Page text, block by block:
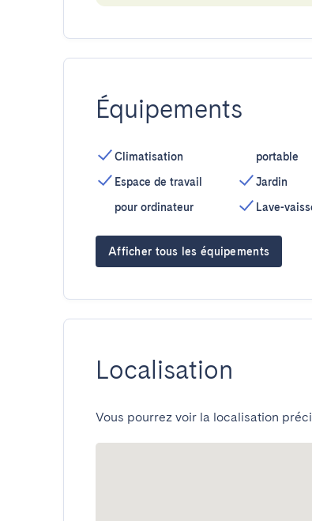
Équipements
Climatisation
Espace de travail
pour ordinateur
portable
Jardin
Lave-
Afficher tous les équipements
Localisation
Vous pourrez voir la localisation